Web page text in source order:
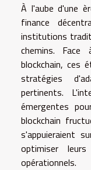
À l'aube d'une
finance
institutions
chemins.
blockchain, ces
stratégies
pertinents.
émergentes
blockchain
s'appuieraient
optimiser
opérationnels.